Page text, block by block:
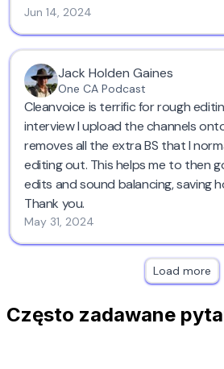
Jun 14, 2024
Jack Holden Gaines
One CA Podcast
Cleanvoice is terrific for rough
interview I upload the channels
removes all the extra BS that I
editing out. This helps me to then go straight to finish
edits and sound balancing, saving
Thank you.
May 31, 2024
Load more
Często zadawane